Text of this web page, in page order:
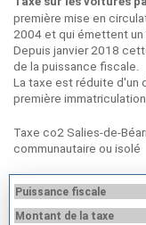
première mise en
2004 et qui émettent un
Depuis janvier 2018
de la puissance fiscale.
La taxe est réduite d'un
première immatriculation
Taxe co2 Salies-de-
communautaire ou isolé
Puissance fiscale
Montant de la taxe